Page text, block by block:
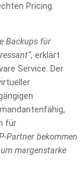
Pricing.
Backups für
, erklärt
Service. Der
für
Partner bekommen
margenstarke